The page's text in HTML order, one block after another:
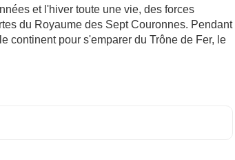
et l'hiver toute une vie, des forces
du Royaume des Sept Couronnes. Pendant
continent pour s'emparer du Trône de Fer, le